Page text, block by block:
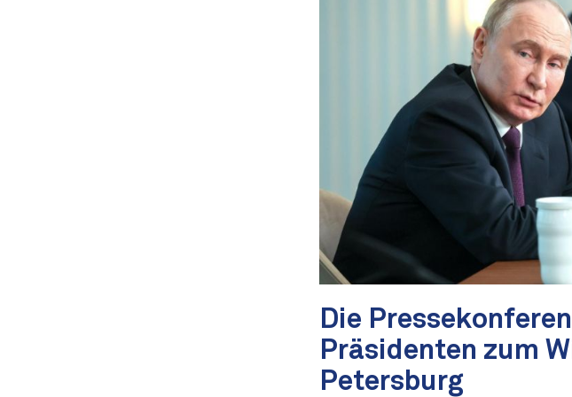
Die
Präsidenten zum
Petersburg